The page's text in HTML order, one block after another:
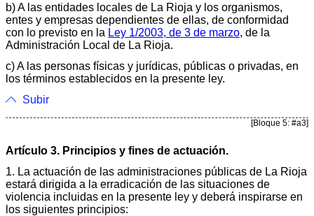
b) A las entidades locales de La Rioja y los organismos,
entes y empresas dependientes de ellas, de conformidad
con lo previsto en la Ley 1/2003, de 3 de marzo, de la
Administración Local de La Rioja.
c) A las personas físicas y jurídicas, públicas o privadas, en
los términos establecidos en la presente ley.
Subir
[Bloque 5: #a3]
Artículo 3. Principios y fines de actuación.
1. La actuación de las administraciones públicas de La Rioja
estará dirigida a la erradicación de las situaciones de
violencia incluidas en la presente ley y deberá inspirarse en
los siguientes principios: